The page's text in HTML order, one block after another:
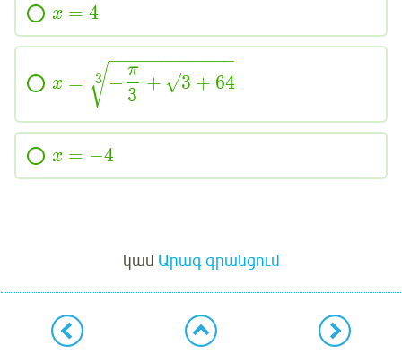
x = 4
x = −
π
3
+ 3
–
√ + 64
− −
−−−−−−−−−−
√
3
x = −4
կամԱրագ գրանցում